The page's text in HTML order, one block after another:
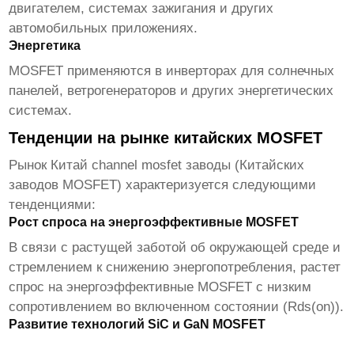
двигателем, системах зажигания и других
автомобильных приложениях.
Энергетика
MOSFET применяются в инверторах для солнечных
панелей, ветрогенераторов и других энергетических
системах.
Тенденции на рынке китайских MOSFET
Рынок Китай channel mosfet заводы (Китайских
заводов MOSFET) характеризуется следующими
тенденциями:
Рост спроса на энергоэффективные MOSFET
В связи с растущей заботой об окружающей среде и
стремлением к снижению энергопотребления, растет
спрос на энергоэффективные MOSFET с низким
сопротивлением во включенном состоянии (Rds(on)).
Развитие технологий SiC и GaN MOSFET